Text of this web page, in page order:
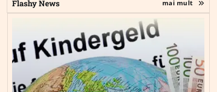
Flashy News mai mult